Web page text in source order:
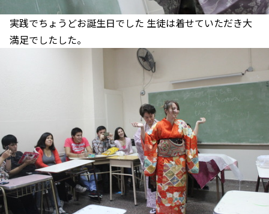
実践でちょうどお誕生日でした 生徒は着せていただき大
満足でしたした。